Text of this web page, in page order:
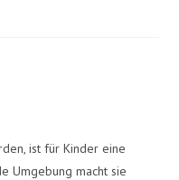
ist für Kinder eine
Umgebung macht sie